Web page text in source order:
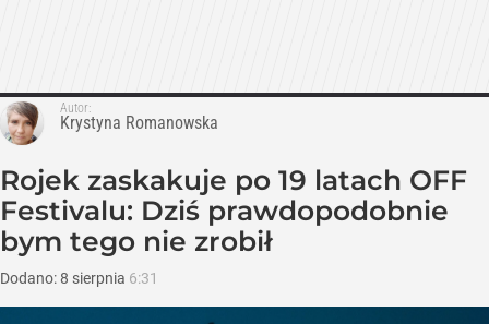
Autor:
Krystyna Romanowska
Rojek zaskakuje po 19 latach OFF
Festivalu: Dziś prawdopodobnie
bym tego nie zrobił
Dodano:8 sierpnia 6:31